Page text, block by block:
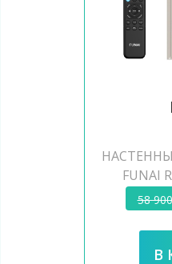
FUNAI
58 900